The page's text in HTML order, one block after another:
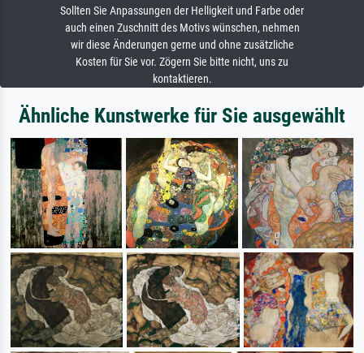
Sollten Sie Anpassungen der Helligkeit und Farbe oder
auch einen Zuschnitt des Motivs wünschen, nehmen
wir diese Änderungen gerne und ohne zusätzliche
Kosten für Sie vor. Zögern Sie bitte nicht, uns zu
kontaktieren.
Ähnliche Kunstwerke für Sie ausgewählt